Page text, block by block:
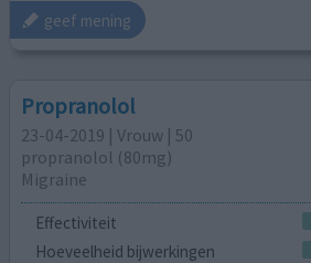
geef mening
Propranolol
23-04-2019 | Vrouw | 50
propranolol (80mg)
Migraine
Effectiviteit
Hoeveelheid bijwerkingen